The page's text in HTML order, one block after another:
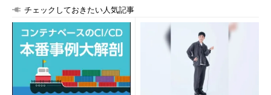
チェックしておきたい人気記事